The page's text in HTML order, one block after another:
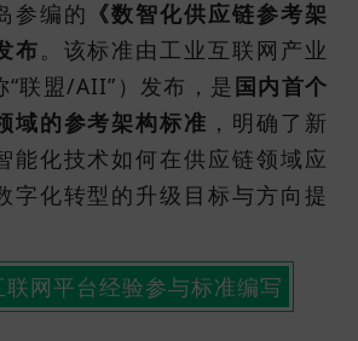
参编的 《数智化供应链参考架
布。该标准由工业互联网产业
联盟/AII”）发布，是 国内首个
域的参考架构标准 ，明确了新
能化技术如何在供应链领域应
字化转型的升级目标与方向提
网平台经验参与标准编写